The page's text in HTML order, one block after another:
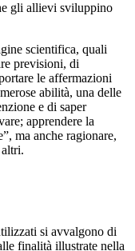
gli allievi sviluppino
scientifica, quali
previsioni, di
le affermazioni
abilità, una delle
e di saper
apprendere la
ma anche ragionare,
si avvalgono di
finalità illustrate nella